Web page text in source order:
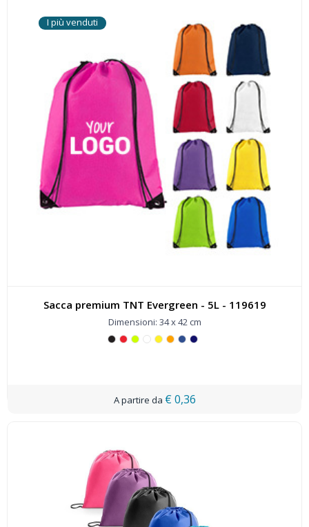
I più venduti
Sacca premium TNT Evergreen - 5L - 119619
Dimensioni: 34 x 42 cm
€ 0,36